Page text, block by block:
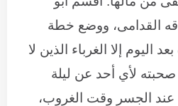
القدامى، ووضع خطة
اليوم إلا الغرباء الذين لا
لأي أحد عن ليلة
الجسر وقت الغروب،